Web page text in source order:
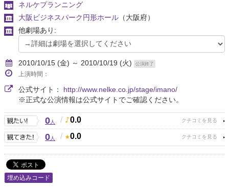
ネルケプランニング
大阪ビジネスパーク円形ホール （大阪府）
他劇場あり:
2010/10/15 (金) ～ 2010/10/19 (火) 公演終了
上演時間：
公式サイト： http://www.nelke.co.jp/stage/imano/
※正式な公演情報は公式サイトでご確認ください。
0人 / 0.0
0人 / 0.0
埋め込みコード